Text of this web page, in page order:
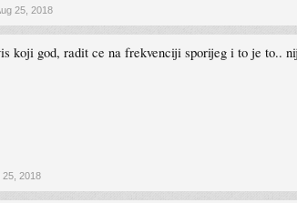
25, 2018
koji god, radit ce na frekvenciji sporijeg i to je to..
25, 2018